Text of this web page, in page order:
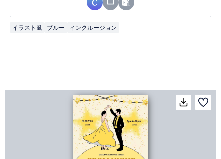
イラスト風 ブルー インクルージョン